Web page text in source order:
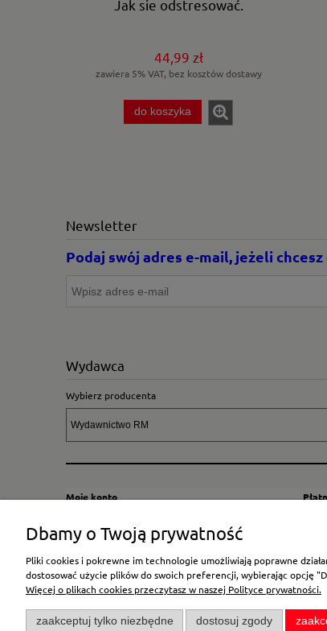
Jak sie odstresować.
44,99 zł
zawiera 5% VAT, bez kosztów dostawy
do koszyka
Newsletter
Podaj swój adres e-mail, jeżeli
Wydawca
Wybierz producenta
Moje konto
Twoje zamówienia
Ustawienia konta
Przechowalnia
Dbamy o Twoją prywatność
Pliki cookies i pokrewne im technologie umożliwiają poprawne
dostosować użycie plików do swoich preferencji, wybierając opcję
Więcej o plikach cookies przeczytasz w naszej Polityce prywatności.
zaakceptuj tylko niezbędne dostosuj zgody